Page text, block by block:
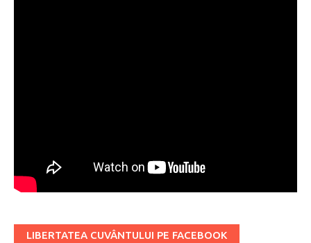
LIBERTATEA CUVÂNTULUI PE FACEBOOK